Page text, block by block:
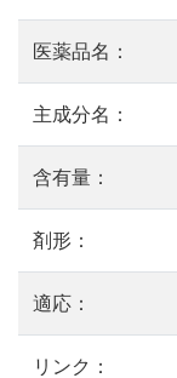
医薬品名：
主成分名：
含有量：
剤形：
適応：
リンク：